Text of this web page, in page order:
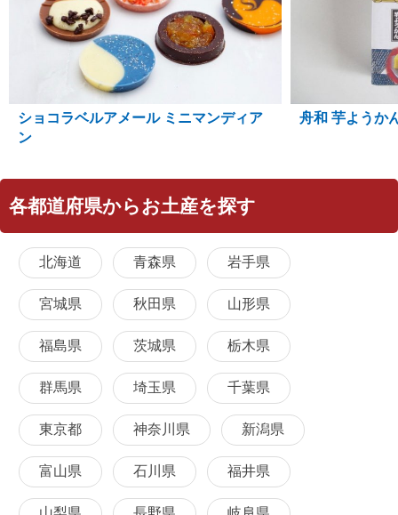
ショコラベルアメール ミニマンディア
ン
舟和 芋ようか
各都道府県からお土産を探す
北海道 青森県 岩手県
宮城県 秋田県 山形県
福島県 茨城県 栃木県
群馬県 埼玉県 千葉県
東京都 神奈川県 新潟県
富山県 石川県 福井県